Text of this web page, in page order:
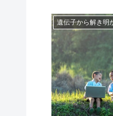
遺伝子から解き明